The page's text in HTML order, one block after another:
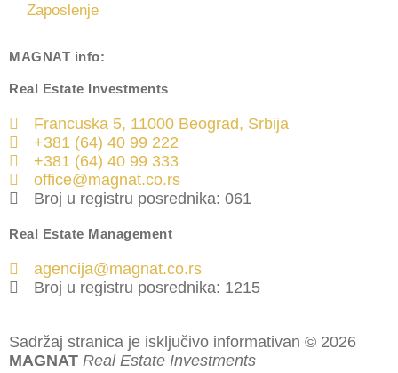
Zaposlenje
MAGNAT info:
Real Estate Investments
Francuska 5, 11000 Beograd, Srbija
+381 (64) 40 99 222
+381 (64) 40 99 333
office@magnat.co.rs
Broj u registru posrednika: 061
Real Estate Management
agencija@magnat.co.rs
Broj u registru posrednika: 1215
Sadržaj stranica je isključivo informativan © 2026
MAGNAT Real Estate Investments